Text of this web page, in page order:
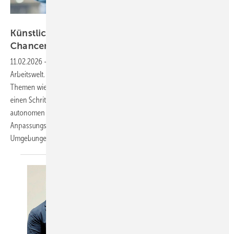
Künstliche Intelligenz im Arbeitsschutz:
Chancen und
11.02.2026 -
Arbeitswelt. Während der Begriff Digitalisierung häufig klassische
Themen wie Automatisierung und Vernetzung beschreibt, geht KI
einen Schritt weiter: Laut der KI-Verordnung sind KI-Systeme auf einen
autonomen Betrieb ausgelegt, können nach der Inbetriebnahme
Anpassungsfähigkeit zeigen und sowohl physische als auch virtuelle
Umgebungen